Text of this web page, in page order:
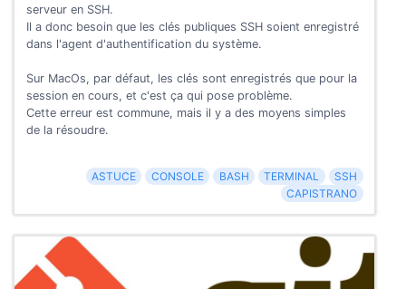
serveur en SSH.
Il a donc besoin que les clés publiques SSH soient enregistré
dans l'agent d'authentification du système.
Sur MacOs, par défaut, les clés sont enregistrés que pour la
session en cours, et c'est ça qui pose problème.
Cette erreur est commune, mais il y a des moyens simples
de la résoudre.
ASTUCE CONSOLE BASH TERMINAL
SSH
CAPISTRANO